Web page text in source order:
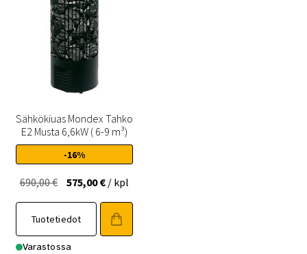
Sähkökiuas Mondex Tahko
E2 Musta 6,6kW ( 6-9 m³)
-16%
690,00€ Alkuperäinen
hinta
oli:
690,00 €.
575,00€Nykyinen
hinta
on:
575,00 €.
/ kpl
Tuotetiedot
Varastossa